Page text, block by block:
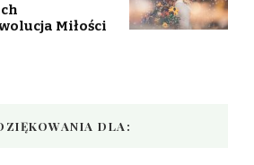
Miłości
DLA: